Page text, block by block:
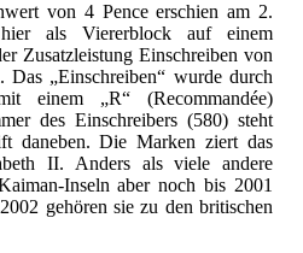
von 4 Pence erschien am 2.
als Viererblock auf einem
Zusatzleistung Einschreiben von
Das „Einschreiben“ wurde durch
einem „R“ (Recommandée)
des Einschreibers (580) steht
daneben. Die Marken ziert das
II. Anders als viele andere
Inseln aber noch bis 2001
gehören sie zu den britischen